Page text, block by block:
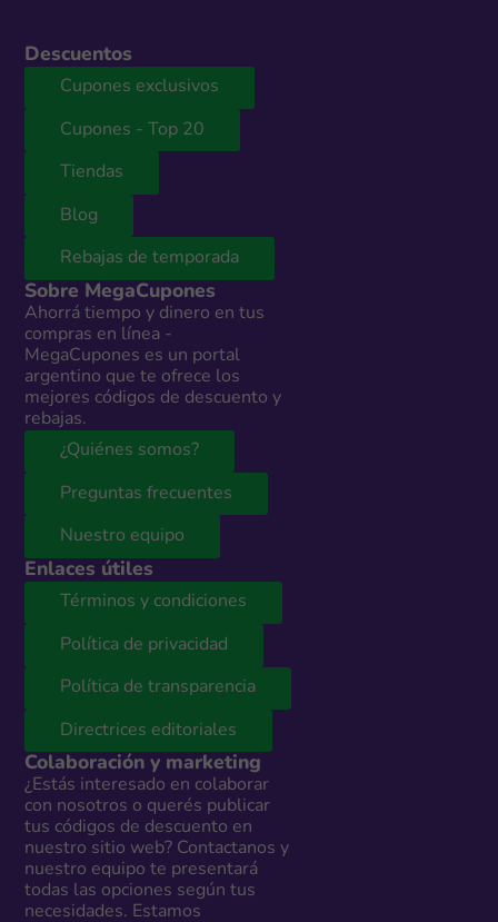
Descuentos
Cupones exclusivos
Cupones - Top 20
Tiendas
Blog
Rebajas de temporada
Sobre MegaCupones
Ahorrá tiempo y dinero en tus
compras en línea -
MegaCupones es un portal
argentino que te ofrece los
mejores códigos de descuento y
rebajas.
¿Quiénes somos?
Preguntas frecuentes
Nuestro equipo
Enlaces útiles
Términos y condiciones
Política de privacidad
Política de transparencia
Directrices editoriales
Colaboración y marketing
¿Estás interesado en colaborar
con nosotros o querés publicar
tus códigos de descuento en
nuestro sitio web? Contactanos y
nuestro equipo te presentará
todas las opciones según tus
necesidades. Estamos